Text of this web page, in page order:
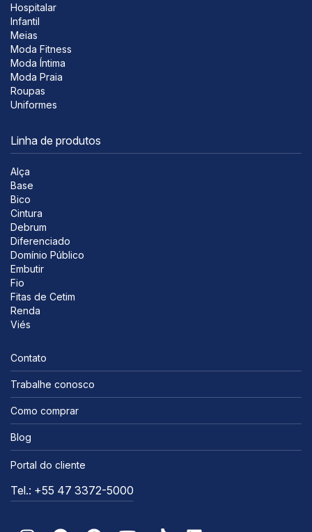
Hospitalar
Infantil
Meias
Moda Fitness
Moda Íntima
Moda Praia
Roupas
Uniformes
Linha de produtos
Alça
Base
Bico
Cintura
Debrum
Diferenciado
Domínio Público
Embutir
Fio
Fitas de Cetim
Renda
Viés
Contato
Trabalhe conosco
Como comprar
Blog
Portal do cliente
Tel.: +55 47 3372-5000